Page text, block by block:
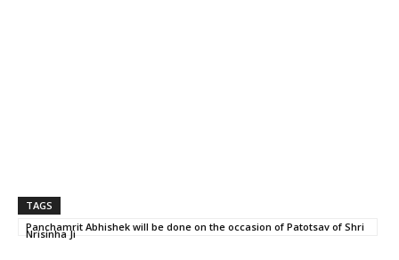
TAGS
Panchamrit Abhishek will be done on the occasion of Patotsav of Shri
Nrisinha Ji